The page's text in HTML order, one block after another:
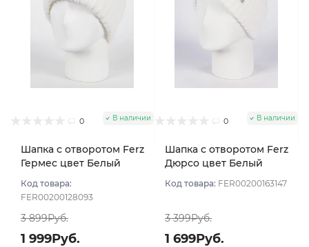
0 В наличии
Шапка с отворотом Ferz
Гермес цвет Белый
Код товара:
FER00200128093
3 899Руб.
1 999Руб.
0 В наличии
Шапка с отворотом Ferz
Дюрсо цвет Белый
Код товара: FER00200163147
3 399Руб.
1 699Руб.